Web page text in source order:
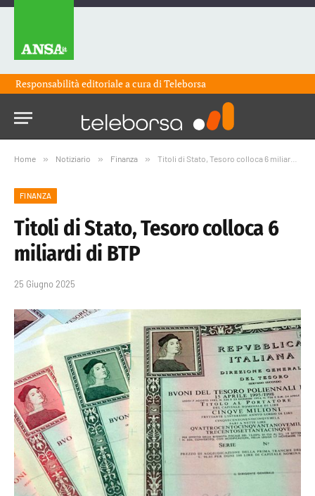
Responsabilità editoriale a cura diTeleborsa
Home » Notiziario » Finanza » Titoli di Stato, Tesoro colloca 6 miliardi di BTP
FINANZA
Titoli di Stato, Tesoro colloca 6
miliardi di BTP
25 Giugno 2025